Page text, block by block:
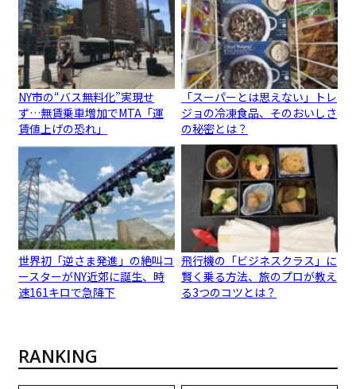
NY市の“バス無料化”実現せ
ず…無賃乗車増加でMTA「運
賃値上げの恐れ」
「スーパーとは思えない」トレ
ジョの冷凍食品、そのおいしさ
の秘密とは？
世界初「逆さま発進」の絶叫コ
ースターがNY近郊に誕生、時
速161キロで急降下
飛行機の「ビジネスクラス」に
賢く乗る方法、旅のプロが教え
る3つのコツとは？
RANKING